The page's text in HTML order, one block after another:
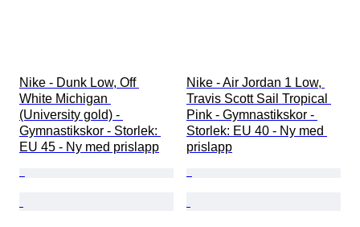
Nike - Dunk Low, Off
White Michigan
(University gold) -
Gymnastikskor - Storlek:
EU 45 - Ny med prislapp
Nike - Air Jordan 1 Low,
Travis Scott Sail Tropical
Pink - Gymnastikskor -
Storlek: EU 40 - Ny med
prislapp